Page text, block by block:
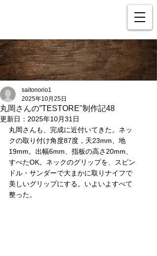
丸岡さんの”TESTORE"制作記48
saitonorio1
2025年10月25日
更新日： 2025年10月31日
丸岡さんも、完成に近付いてきた。ネッ
クの取り付け角度87度，天23mm、地
19mm。出幅6mm、指板の高さ20mm、
すべたOK。ネックのグリップを、スピン
ドル・サンダーで大まかに取りナイフで
美しいグリップにする。いよいよすべて
整った。